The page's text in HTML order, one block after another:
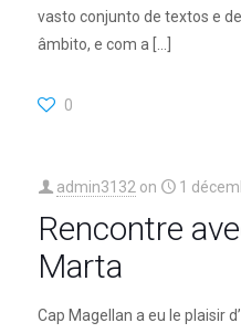
vasto conjunto de textos e
âmbito, e com a
0
admin3132 on 1
Rencontre
Marta
Cap Magellan a eu le plaisir